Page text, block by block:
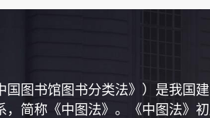
国图书馆图书分类法》）是我国
，简称《中图法》。《中图法》